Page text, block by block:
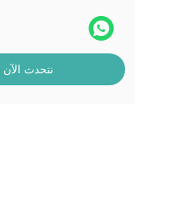
نتحدث الآن